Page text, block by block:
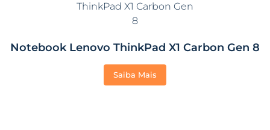
Notebook Lenovo ThinkPad X1 Carbon Gen 8
Saiba Mais